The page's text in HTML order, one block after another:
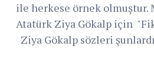
ile herkese örnek olmuştur.
Atatürk Ziya Gökalp için
Ziya Gökalp sözleri